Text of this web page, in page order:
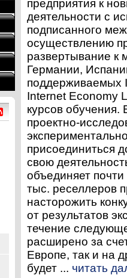
предприятия к
деятельности с
подписанного
осуществлению
развертывание к
Германии,
поддерживаемых
Internet Economy
курсов
проектно-
присоединиться
свою
объединяет
тыс. реселлеров
насторожить
от результатов
течение
расширено за
Европе, так и на
будет ... читать